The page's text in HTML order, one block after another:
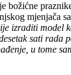
božićne
mjenjača
izraditi model
sati rada
u tome